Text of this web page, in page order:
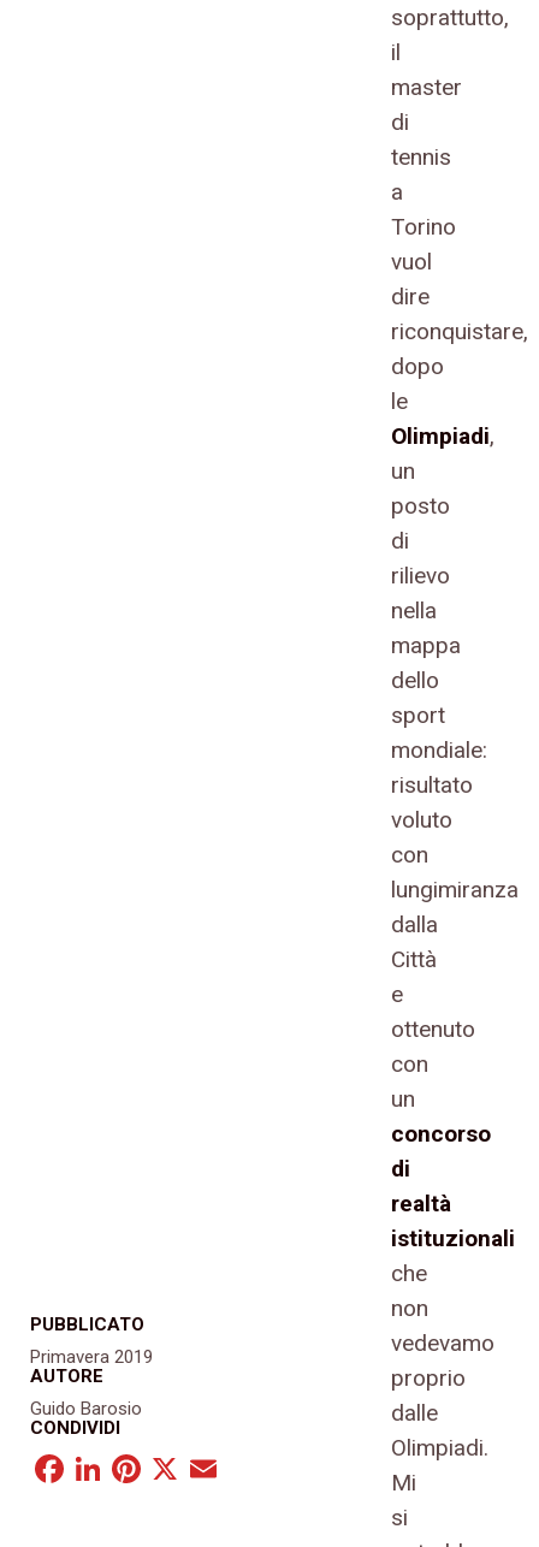
PUBBLICATO
Primavera 2019
AUTORE
Guido Barosio
CONDIVIDI
soprattutto,
il
master
di
tennis
a
Torino
vuol
dire
riconquistare,
dopo
le
Olimpiadi,
un
posto
di
rilievo
nella
mappa
dello
sport
mondiale:
risultato
voluto
con
lungimiranza
dalla
Città
e
ottenuto
con
un
concorso
di
realtà
istituzionali
che
non
vedevamo
proprio
dalle
Olimpiadi.
Mi
si